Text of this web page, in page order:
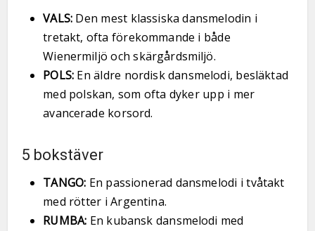
VALS: Den mest klassiska dansmelodin i
tretakt, ofta förekommande i både
Wienermiljö och skärgårdsmiljö.
POLS: En äldre nordisk dansmelodi, besläktad
med polskan, som ofta dyker upp i mer
avancerade korsord.
5 bokstäver
TANGO: En passionerad dansmelodi i tvåtakt
med rötter i Argentina.
RUMBA: En kubansk dansmelodi med